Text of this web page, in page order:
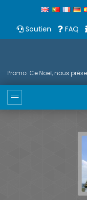
Soutien FAQ